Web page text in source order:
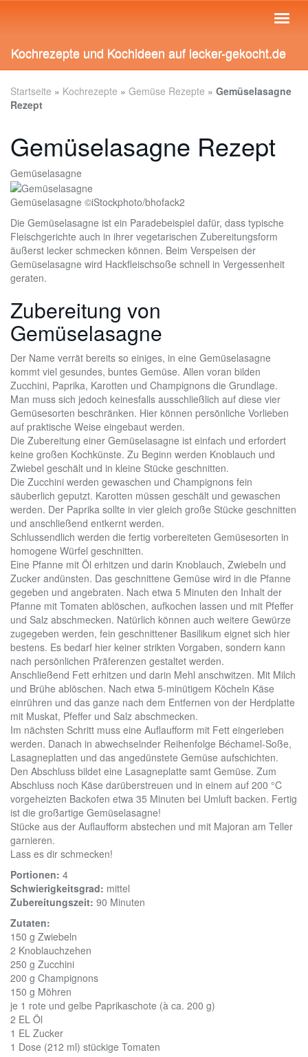
content
Kochrezepte und Kochideen auf lecker-gekocht.de
Startseite » Kochrezepte » Gemüse Rezepte » Gemüselasagne
Rezept
Gemüselasagne Rezept
Gemüselasagne
Gemüselasagne ©iStockphoto/bhofack2
Die Gemüselasagne ist ein Paradebeispiel dafür, dass typische
Fleischgerichte auch in ihrer vegetarischen Zubereitungsform
äußerst lecker schmecken können. Beim Verspeisen der
Gemüselasagne wird Hackfleischsoße schnell in Vergessenheit
geraten.
Zubereitung von
Gemüselasagne
Der Name verrät bereits so einiges, in eine Gemüselasagne
kommt viel gesundes, buntes Gemüse. Allen voran bilden
Zucchini, Paprika, Karotten und Champignons die Grundlage.
Man muss sich jedoch keinesfalls ausschließlich auf diese vier
Gemüsesorten beschränken. Hier können persönliche Vorlieben
auf praktische Weise eingebaut werden.
Die Zubereitung einer Gemüselasagne ist einfach und erfordert
keine großen Kochkünste. Zu Beginn werden Knoblauch und
Zwiebel geschält und in kleine Stücke geschnitten.
Die Zucchini werden gewaschen und Champignons fein
säuberlich geputzt. Karotten müssen geschält und gewaschen
werden. Der Paprika sollte in vier gleich große Stücke geschnitten
und anschließend entkernt werden.
Schlussendlich werden die fertig vorbereiteten Gemüsesorten in
homogene Würfel geschnitten.
Eine Pfanne mit Öl erhitzen und darin Knoblauch, Zwiebeln und
Zucker andünsten. Das geschnittene Gemüse wird in die Pfanne
gegeben und angebraten. Nach etwa 5 Minuten den Inhalt der
Pfanne mit Tomaten ablöschen, aufkochen lassen und mit Pfeffer
und Salz abschmecken. Natürlich können auch weitere Gewürze
zugegeben werden, fein geschnittener Basilikum eignet sich hier
bestens. Es bedarf hier keiner strikten Vorgaben, sondern kann
nach persönlichen Präferenzen gestaltet werden.
Anschließend Fett erhitzen und darin Mehl anschwitzen. Mit Milch
und Brühe ablöschen. Nach etwa 5-minütigem Köcheln Käse
einrühren und das ganze nach dem Entfernen von der Herdplatte
mit Muskat, Pfeffer und Salz abschmecken.
Im nächsten Schritt muss eine Auflaufform mit Fett eingerieben
werden. Danach in abwechselnder Reihenfolge Béchamel-Soße,
Lasagneplatten und das angedünstete Gemüse aufschichten.
Den Abschluss bildet eine Lasagneplatte samt Gemüse. Zum
Abschluss noch Käse darüberstreuen und in einem auf 200 °C
vorgeheizten Backofen etwa 35 Minuten bei Umluft backen. Fertig
ist die großartige Gemüselasagne!
Stücke aus der Auflaufform abstechen und mit Majoran am Teller
garnieren.
Lass es dir schmecken!
Portionen: 4
Schwierigkeitsgrad: mittel
Zubereitungszeit: 90 Minuten
Zutaten:
150 g Zwiebeln
2 Knoblauchzehen
250 g Zucchini
200 g Champignons
150 g Möhren
je 1 rote und gelbe Paprikaschote (à ca. 200 g)
2 EL Öl
1 EL Zucker
1 Dose (212 ml) stückige Tomaten